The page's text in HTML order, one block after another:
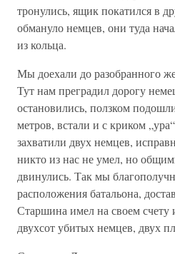
тронулись, ящик покатился в
обмануло немцев, они туда
из кольца.
Мы доехали до разобранного
Тут нам преградил дорогу
остановились, ползком
метров, встали и с криком
захватили двух немцев,
никто из нас не умел, но
двинулись. Так мы
расположения батальона,
Старшина имел на своем
двухсот убитых немцев, двух